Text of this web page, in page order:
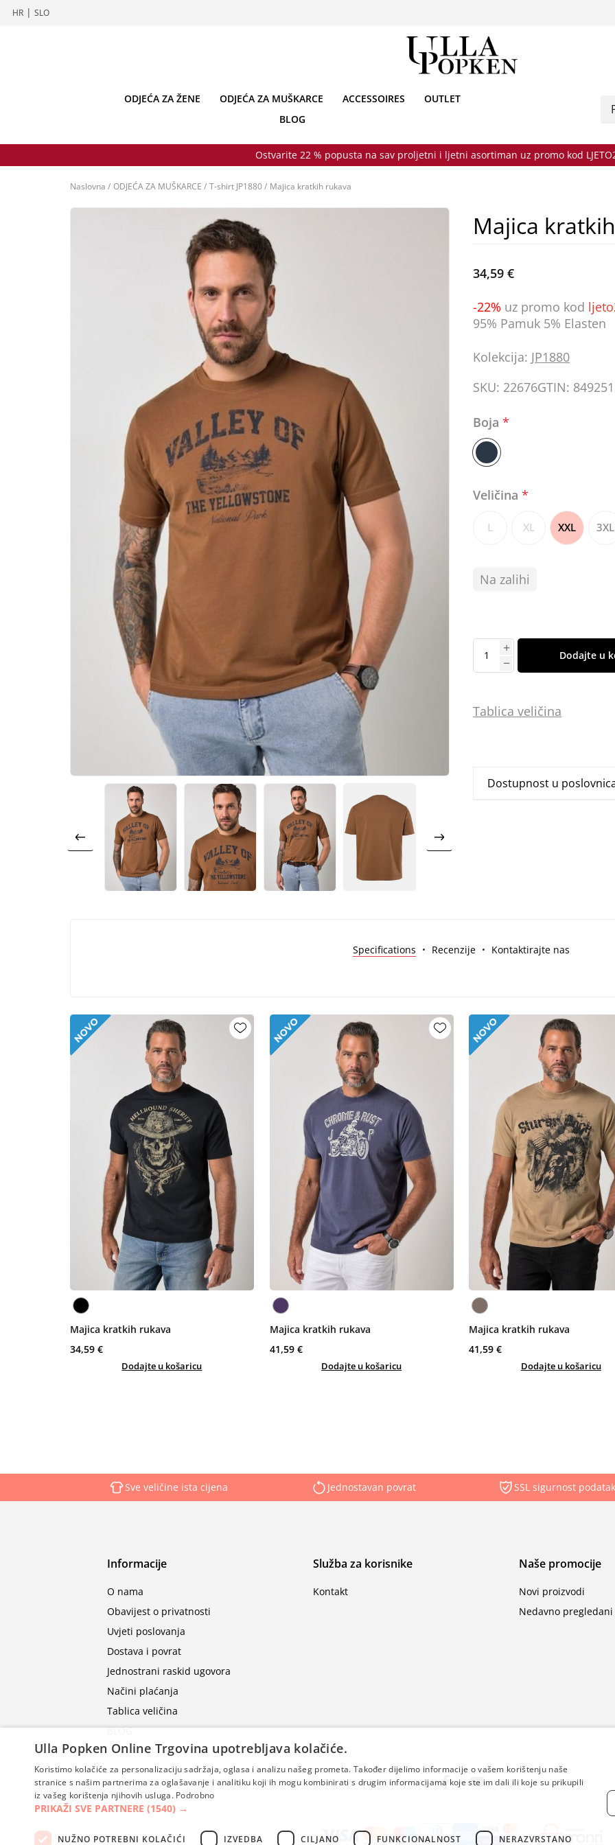
HR | SLO
ODJEĆA ZA ŽENE ODJEĆA ZA MUŠKARCE ACCESSOIRES
OUTLET
BLOG
Ostvarite 22 % popusta na sav proljetni i ljetni asortiman uz promo kod
Naslovna / ODJEĆA ZA MUŠKARCE / T-shirt JP1880/ Majica kratkih rukava
Majica
34,59 €
-22% uz promo kod
95% Pamuk 5% Elasten
Kolekcija: JP1880
SKU: 22676GTIN: 849251
Boja*
Veličina*
L XL XXL 3XL
Na zalihi
Dodajte u
Tablica veličina
Dostupnost u
Specifications Recenzije Kontaktirajte nas
Majica kratkih rukava
34,59 €
Dodajte u košaricu
Majica kratkih rukava
41,59 €
Dodajte u košaricu
Majica kratkih rukava
41,59 €
Dodajte u košaricu
Sve veličine ista cijena Jednostavan povrat SSL sigurnost
Informacije
O nama
Obavijest o privatnosti
Uvjeti poslovanja
Dostava i povrat
Jednostrani raskid ugovora
Načini plaćanja
Tablica veličina
BLOG
Služba za korisnike
Kontakt
Naše promocije
Novi proizvodi
Nedavno
Ulla Popken Online Trgovina upotrebljava kolačiće.
Koristimo kolačiće za personalizaciju sadržaja, oglasa i analizu našeg prometa. Također dijelimo informacije o vašem korištenju naše
stranice s našim partnerima za oglašavanje i analitiku koji ih mogu kombinirati s drugim informacijama koje ste im dali ili koje su prikupili
iz vašeg korištenja njihovih usluga. Podrobno
PRIKAŽI SVE PARTNERE (1540) →
NUŽNO POTREBNI KOLAČIĆI IZVEDBA CILJANO FUNKCIONALNOST NERAZVRSTANO